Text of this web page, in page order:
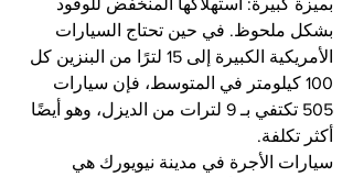
بميزة كبيرة: استهلاكها المنخفض للوقود
بشكل ملحوظ. في حين تحتاج السيارات
الأمريكية الكبيرة إلى 15 لترًا من البنزين كل
100 كيلومتر في المتوسط، فإن سيارات
505 تكتفي بـ 9 لترات من الديزل، وهو أيضًا
أكثر تكلفة.
سيارات الأجرة في مدينة نيويورك هي